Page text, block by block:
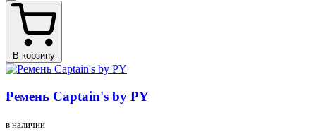
В корзину
Ремень Captain's by PY
в наличии